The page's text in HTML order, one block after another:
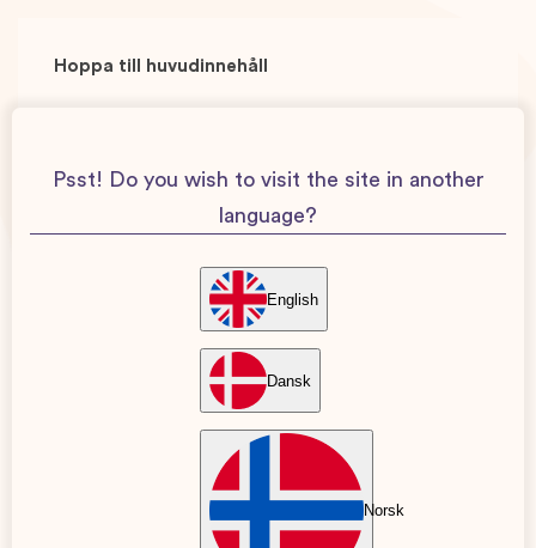
Hoppa till huvudinnehåll
Våra podcasts
foglossning, relationen under småbarnsåren,
amning, spökveckor och jämställdhet. Vi är med er
och förberedelser som kommer därtill,
förlossningen och även de första intensiva
Med oss har vi intressanta gäster och experter
inom diverse områden när det kommer till
graviditet och barn, men även legitimerad
vårdpersonal som hjälper till att reda ut
Psst! Do you wish to visit the site in another
language?
English
Dansk
Norsk